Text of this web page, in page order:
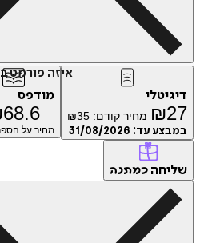
איזה פורמט בא לך?
₪ מחיר קודם: ₪35
עד:31/08/2026
מודפס
₪68.6
מחיר על הספר: ₪98
כמתנה